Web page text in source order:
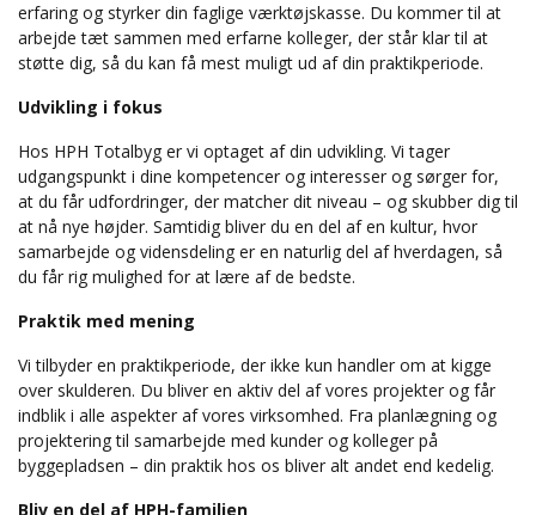
erfaring og styrker din faglige værktøjskasse. Du kommer til at
arbejde tæt sammen med erfarne kolleger, der står klar til at
støtte dig, så du kan få mest muligt ud af din praktikperiode.
Udvikling i fokus
Hos HPH Totalbyg er vi optaget af din udvikling. Vi tager
udgangspunkt i dine kompetencer og interesser og sørger for,
at du får udfordringer, der matcher dit niveau – og skubber dig til
at nå nye højder. Samtidig bliver du en del af en kultur, hvor
samarbejde og vidensdeling er en naturlig del af hverdagen, så
du får rig mulighed for at lære af de bedste.
Praktik med mening
Vi tilbyder en praktikperiode, der ikke kun handler om at kigge
over skulderen. Du bliver en aktiv del af vores projekter og får
indblik i alle aspekter af vores virksomhed. Fra planlægning og
projektering til samarbejde med kunder og kolleger på
byggepladsen – din praktik hos os bliver alt andet end kedelig.
Bliv en del af HPH-familien